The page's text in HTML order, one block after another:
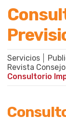
Servicios
Revista
Consultorio